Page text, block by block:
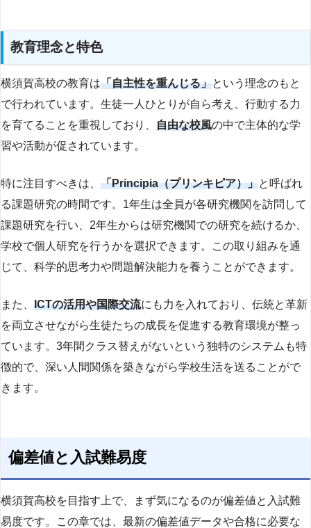
教育理念と特色
横須賀高校の教育は「自主性を重んじる」という理念のもと
で行われています。生徒一人ひとりが自ら考え、行動する力
を育てることを重視しており、 自由な校風の中で主体的な学
習や活動が促されています。
特に注目すべきは、 「Principia（プリンキピア）」と呼ばれ
る課題研究の時間です。1年生は全員が各研究機関を訪問して
課題研究を行い、2年生からは研究機関での研究を続けるか、
学校で個人研究を行うかを選択できます。この取り組みを通
じて、科学的思考力や問題解決能力を養うことができます。
また、 ICTの活用や国際交流にも力を入れており、伝統と革新
を両立させながら生徒たちの成長を促進する教育環境が整っ
ています。3年間クラス替えがないという独特のシステムも特
徴的で、深い人間関係を築きながら学校生活を送ることがで
きます。
偏差値と入試難易度
横須賀高校を目指す上で、まず気になるのが偏差値と入試難
易度です。この章では、最新の偏差値データや合格に必要な